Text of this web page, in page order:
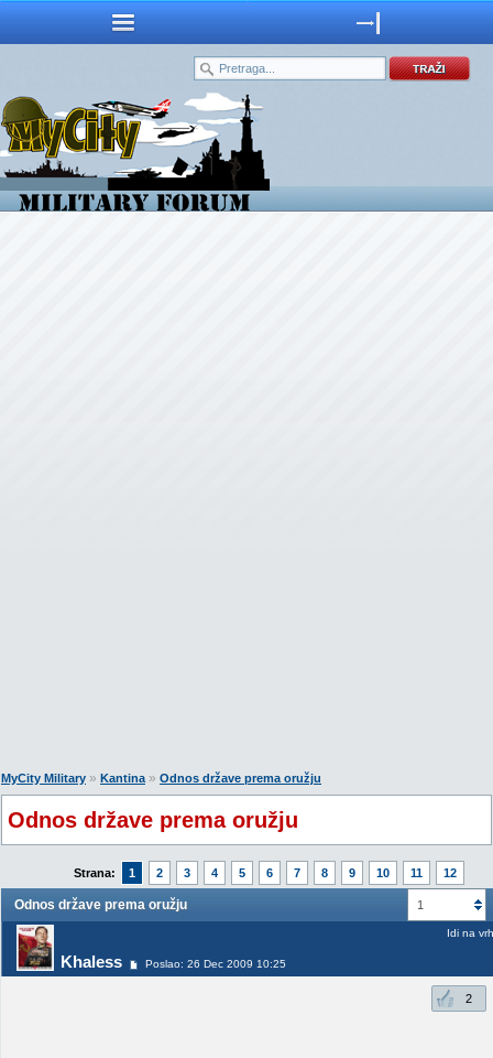
MyCity Military » Kantina» Odnos države prema oružju
Odnos države prema oružju
Strana: 1 2 3 4 5 6 7 8 9 10 11 12
1
Odnos države prema oružju
Khaless Poslao: 26 Dec 2009 10:25
Idi na vrh
2